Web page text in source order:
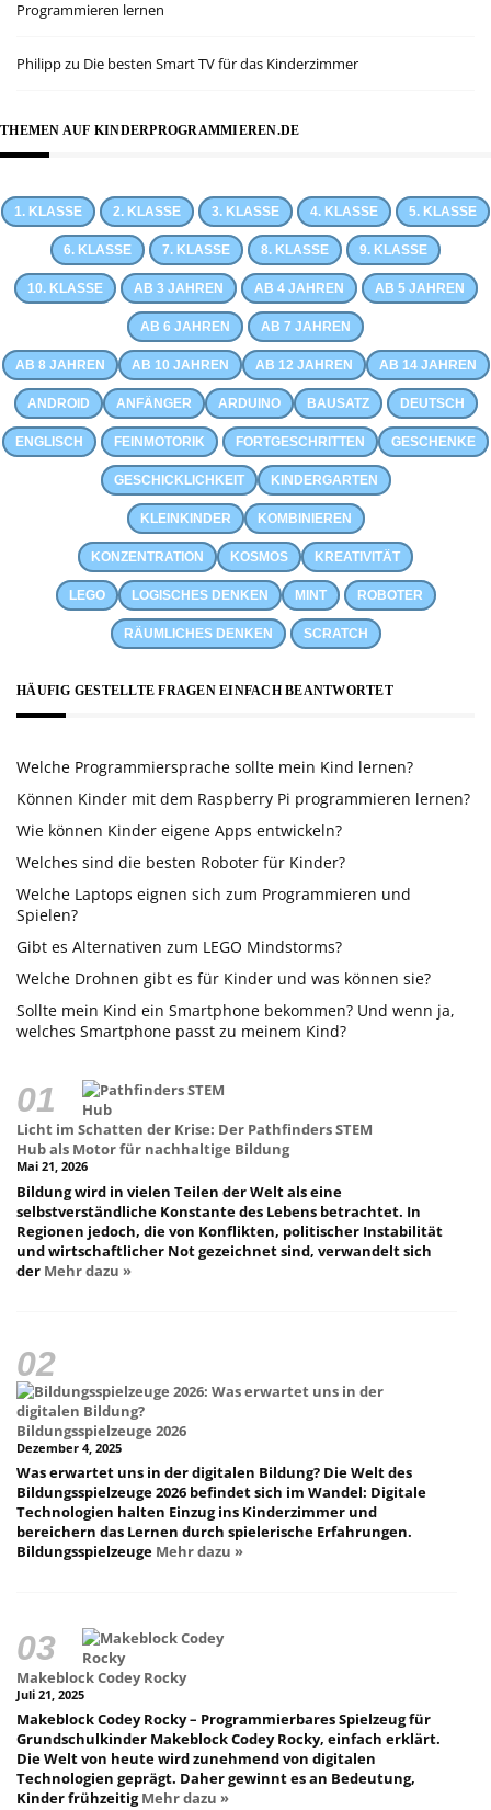
Programmieren lernen
Philippzu Die besten Smart TV für das Kinderzimmer
THEMEN AUF KINDERPROGRAMMIEREN.DE
1. KLASSE 2. KLASSE 3. KLASSE 4. KLASSE 5. KLASSE
6. KLASSE 7. KLASSE 8. KLASSE 9. KLASSE
10. KLASSE AB 3 JAHREN AB 4 JAHREN AB 5 JAHREN
AB 6 JAHREN AB 7 JAHREN
AB 8 JAHREN AB 10 JAHREN AB 12 JAHREN AB 14 JAHREN
ANDROID ANFÄNGER ARDUINO BAUSATZ DEUTSCH
ENGLISCH FEINMOTORIK FORTGESCHRITTEN GESCHENKE
GESCHICKLICHKEIT KINDERGARTEN
KLEINKINDER KOMBINIEREN
KONZENTRATION KOSMOS KREATIVITÄT
LEGO LOGISCHES DENKEN MINT ROBOTER
RÄUMLICHES DENKEN SCRATCH
HÄUFIG GESTELLTE FRAGEN EINFACH BEANTWORTET
Welche Programmiersprache sollte mein Kind lernen?
Können Kinder mit dem Raspberry Pi programmieren lernen?
Wie können Kinder eigene Apps entwickeln?
Welches sind die besten Roboter für Kinder?
Welche Laptops eignen sich zum Programmieren und
Spielen?
Gibt es Alternativen zum LEGO Mindstorms?
Welche Drohnen gibt es für Kinder und was können sie?
Sollte mein Kind ein Smartphone bekommen? Und wenn ja,
welches Smartphone passt zu meinem Kind?
Licht im Schatten der Krise: Der Pathfinders STEM
Hub als Motor für nachhaltige Bildung
Mai 21, 2026
Bildung wird in vielen Teilen der Welt als eine
selbstverständliche Konstante des Lebens betrachtet. In
Regionen jedoch, die von Konflikten, politischer Instabilität
und wirtschaftlicher Not gezeichnet sind, verwandelt sich
der Mehr dazu »
Bildungsspielzeuge 2026
Dezember 4, 2025
Was erwartet uns in der digitalen Bildung? Die Welt des
Bildungsspielzeuge 2026 befindet sich im Wandel: Digitale
Technologien halten Einzug ins Kinderzimmer und
bereichern das Lernen durch spielerische Erfahrungen.
Bildungsspielzeuge Mehr dazu »
Makeblock Codey Rocky
Juli 21, 2025
Makeblock Codey Rocky – Programmierbares Spielzeug für
Grundschulkinder Makeblock Codey Rocky, einfach erklärt.
Die Welt von heute wird zunehmend von digitalen
Technologien geprägt. Daher gewinnt es an Bedeutung,
Kinder frühzeitigMehr dazu »